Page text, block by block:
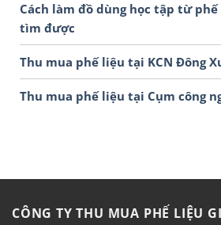
Cách làm đồ dùng học tập từ
tìm được
Thu mua phế liệu tại KCN Đông
Thu mua phế liệu tại Cụm công
CÔNG TY THU MUA PHẾ LIỆU